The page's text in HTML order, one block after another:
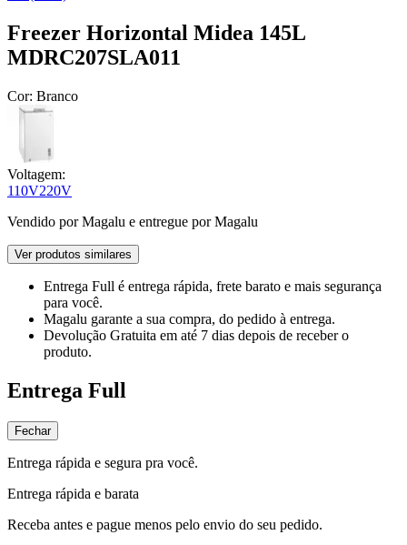
Freezer Horizontal Midea 145L
MDRC207SLA011
Cor: Branco
Voltagem:
110V220V
Vendido porMagalu e entregue por Magalu
Ver produtos similares
Entrega Full é entrega rápida, frete barato e mais segurança
para você.
Magalu garante a sua compra, do pedido à entrega.
Devolução Gratuita em até 7 dias depois de receber o
produto.
Entrega Full
Fechar
Entrega rápida e segura pra você.
Entrega rápida e barata
Receba antes e pague menos pelo envio do seu pedido.